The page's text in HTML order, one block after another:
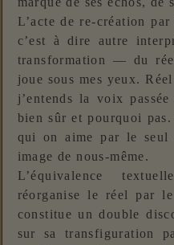
L’acte de re-création
c’est à dire autre
transformation — du
joue sous mes yeux.
j’entends la voix
bien sûr et pourquoi
qui on aime par le
image de nous-même.
L’équivalence
réorganise le réel par
constitue un double
sur sa transfiguration